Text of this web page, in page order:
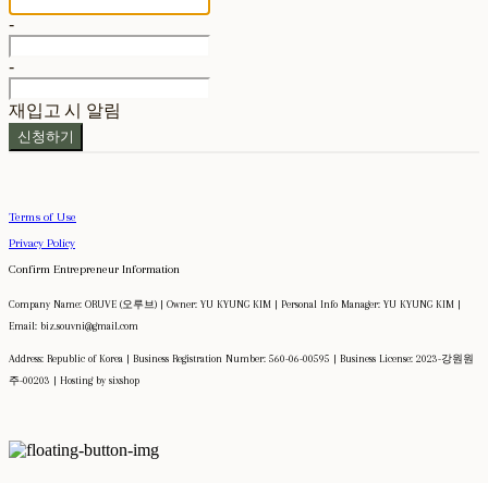
-
-
재입고 시 알림
신청하기
Terms of Use
Privacy Policy
Confirm Entrepreneur Information
Company Name: ORUVE (오루브) | Owner: YU KYUNG KIM | Personal Info Manager: YU KYUNG KIM |
Email: biz.souvni@gmail.com
Address: Republic of Korea | Business Registration Number: 560-06-00595 | Business License: 2023-강원원
주-00203 | Hosting by sixshop